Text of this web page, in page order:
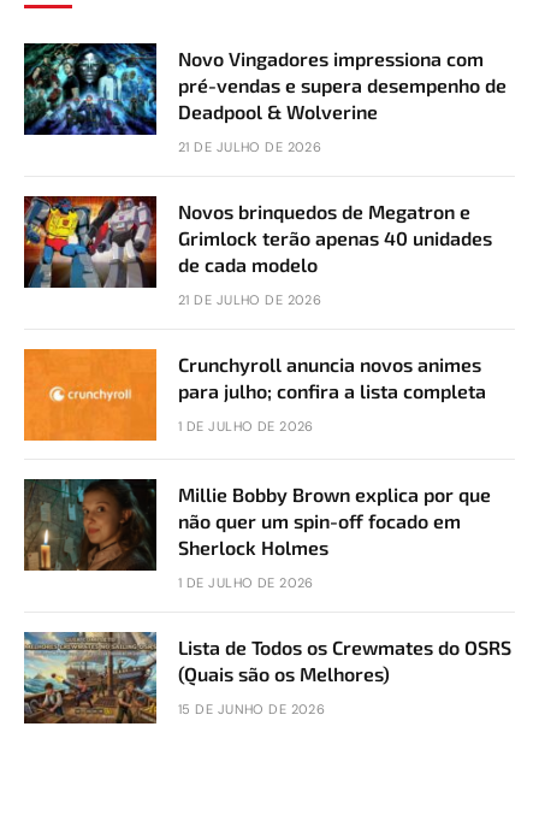
Novo Vingadores impressiona com
pré-vendas e supera desempenho de
Deadpool & Wolverine
21 DE JULHO DE 2026
Novos brinquedos de Megatron e
Grimlock terão apenas 40 unidades
de cada modelo
21 DE JULHO DE 2026
Crunchyroll anuncia novos animes
para julho; confira a lista completa
1 DE JULHO DE 2026
Millie Bobby Brown explica por que
não quer um spin-off focado em
Sherlock Holmes
1 DE JULHO DE 2026
Lista de Todos os Crewmates do OSRS
(Quais são os Melhores)
15 DE JUNHO DE 2026